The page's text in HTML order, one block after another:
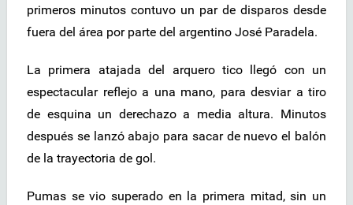
primeros minutos contuvo un par de disparos desde
fuera del área por parte del argentino José Paradela.
La primera atajada del arquero tico llegó con un
espectacular reflejo a una mano, para desviar a tiro
de esquina un derechazo a media altura. Minutos
después se lanzó abajo para sacar de nuevo el balón
de la trayectoria de gol.
Pumas se vio superado en la primera mitad, sin un